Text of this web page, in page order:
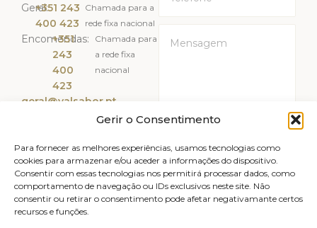
Gerir o Consentimento
Para fornecer as melhores experiências, usamos tecnologias como
cookies para armazenar e/ou aceder a informações do dispositivo.
Consentir com essas tecnologias nos permitirá processar dados, como
comportamento de navegação ou IDs exclusivos neste site. Não
consentir ou retirar o consentimento pode afetar negativamante certos
recursos e funções.
Geral:+351 243
400 423
Chamada para a
rede fixa nacional
Encomendas:
+351
243
400
423
Chamada para
a rede fixa
nacional
geral@valsabor.pt
Li e Aceito a
ENVIAR